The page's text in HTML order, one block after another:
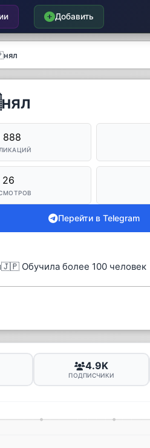
Добавить
888
26
Перейти в Telegram
Обучила более 100 человек
4.9K
ПОДПИСЧИКИ